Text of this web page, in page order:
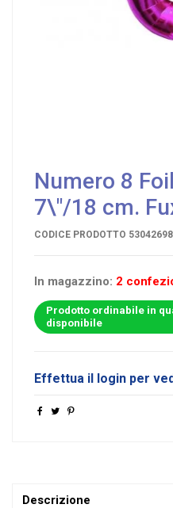
Numero 8
7\"/18 cm.
CODICE PRODOTTO 53042698
In magazzino: 2
Prodotto ordinabile in
disponibile
Effettua il login per
Descrizione